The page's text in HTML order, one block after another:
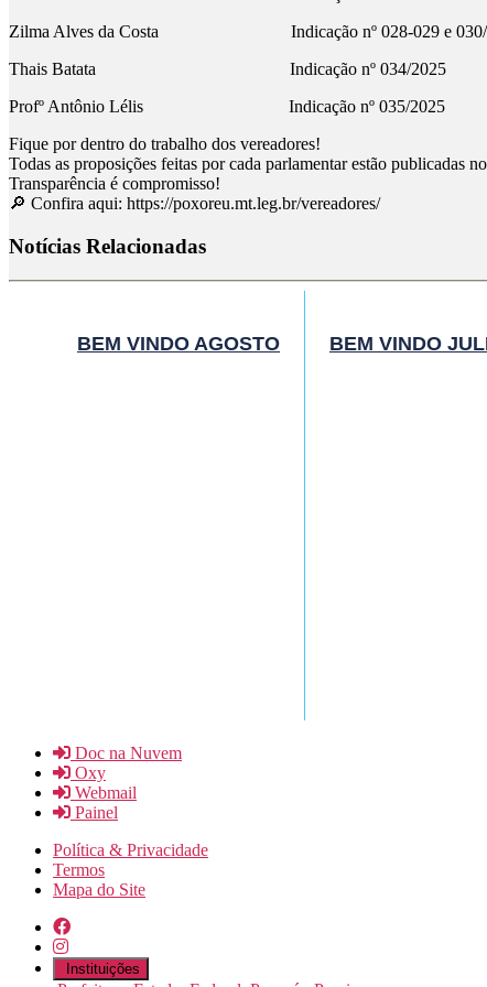
Zilma Alves da Costa Indicação nº 028-029 e 030/
Thais Batata Indicação nº 034/2025
Profº Antônio Lélis Indicação nº 035/2025
Fique por dentro do trabalho dos vereadores!
Todas as proposições feitas por cada parlamentar estão publicadas
Transparência é compromisso!
🔎 Confira aqui: https://poxoreu.mt.leg.br/vereadores/
Notícias Relacionadas
BEM VINDO AGOSTO BEM VINDO
Doc na Nuvem
Oxy
Webmail
Painel
Política & Privacidade
Termos
Mapa do Site
Instituições